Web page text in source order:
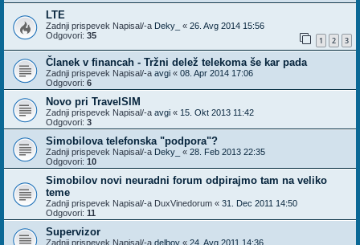
LTE
Zadnji prispevek Napisal/-a Deky_ « 26. Avg 2014 15:56
Odgovori: 35 1 2 3
Članek v financah - Tržni delež telekoma še kar pada
Zadnji prispevek Napisal/-a avgi « 08. Apr 2014 17:06
Odgovori: 6
Novo pri TravelSIM
Zadnji prispevek Napisal/-a avgi « 15. Okt 2013 11:42
Odgovori: 3
Simobilova telefonska "podpora"?
Zadnji prispevek Napisal/-a Deky_ « 28. Feb 2013 22:35
Odgovori: 10
Simobilov novi neuradni forum odpirajmo tam na veliko
teme
Zadnji prispevek Napisal/-a DuxVinedorum « 31. Dec 2011 14:50
Odgovori: 11
Supervizor
Zadnji prispevek Napisal/-a delboy « 24. Avg 2011 14:36